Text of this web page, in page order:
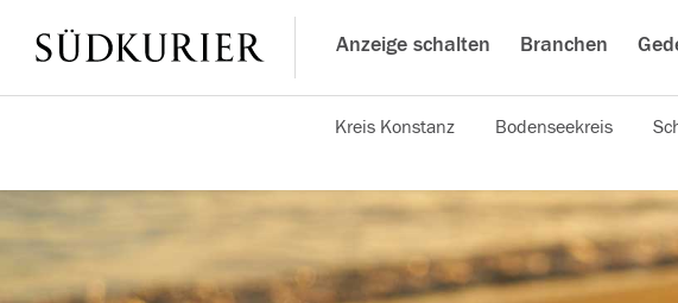
Anzeige schalten Branchen
Kreis Konstanz Bodenseekreis